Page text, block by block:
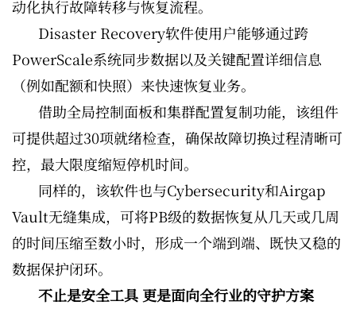
动化执行故障转移与恢复流程。
Disaster Recovery软件使用户能够通过跨
PowerScale系统同步数据以及关键配置详细信息
（例如配额和快照）来快速恢复业务。
借助全局控制面板和集群配置复制功能，该组件
可提供超过30项就绪检查，确保故障切换过程清晰可
控，最大限度缩短停机时间。
同样的，该软件也与Cybersecurity和Airgap
Vault无缝集成，可将PB级的数据恢复从几天或几周
的时间压缩至数小时，形成一个端到端、既快又稳的
数据保护闭环。
不止是安全工具 更是面向全行业的守护方案